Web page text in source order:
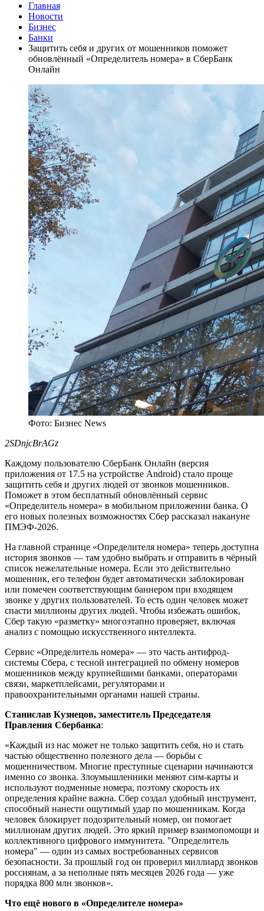
Главная
Новости
Бизнес
Банки
Защитить себя и других от мошенников поможет
обновлённый «Определитель номера» в СберБанк
Онлайн
Фото: Бизнес News
2SDnjcBrAGz
Каждому пользователю СберБанк Онлайн (версия
приложения от 17.5 на устройстве Android) стало проще
защитить себя и других людей от звонков мошенников.
Поможет в этом бесплатный обновлённый сервис
«Определитель номера» в мобильном приложении банка. О
его новых полезных возможностях Сбер рассказал накануне
ПМЭФ-2026.
На главной странице «Определителя номера» теперь доступна
история звонков ― там удобно выбрать и отправить в чёрный
список нежелательные номера. Если это действительно
мошенник, его телефон будет автоматически заблокирован
или помечен соответствующим баннером при входящем
звонке у других пользователей. То есть один человек может
спасти миллионы других людей. Чтобы избежать ошибок,
Сбер такую «разметку» многоэтапно проверяет, включая
анализ с помощью искусственного интеллекта.
Сервис «Определитель номера» — это часть антифрод-
системы Сбера, с тесной интеграцией по обмену номеров
мошенников между крупнейшими банками, операторами
связи, маркетплейсами, регуляторами и
правоохранительными органами нашей страны.
Станислав Кузнецов, заместитель Председателя
Правления Сбербанка:
«Каждый из нас может не только защитить себя, но и стать
частью общественно полезного дела ― борьбы с
мошенничеством. Многие преступные сценарии начинаются
именно со звонка. Злоумышленники меняют сим-карты и
используют подменные номера, поэтому скорость их
определения крайне важна. Сбер создал удобный инструмент,
способный нанести ощутимый удар по мошенникам. Когда
человек блокирует подозрительный номер, он помогает
миллионам других людей. Это яркий пример взаимопомощи и
коллективного цифрового иммунитета. "Определитель
номера" ― один из самых востребованных сервисов
безопасности. За прошлый год он проверил миллиард звонков
россиянам, а за неполные пять месяцев 2026 года — уже
порядка 800 млн звонков».
Что ещё нового в «Определителе номера»